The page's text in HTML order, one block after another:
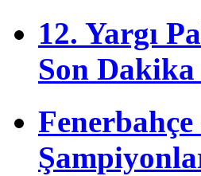
12. Yargı
Son